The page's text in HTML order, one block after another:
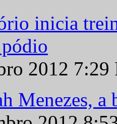
inicia
2012
Menezes,